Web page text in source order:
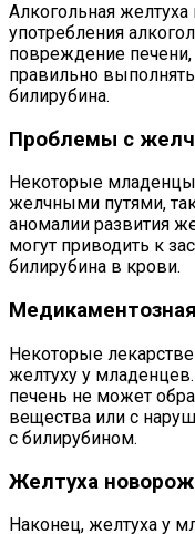
Алкогольная желтуха
употребления
повреждение печени,
правильно
билирубина.
Проблемы с
Некоторые
желчными путями,
аномалии развития
могут приводить к
билирубина в крови.
Некоторые
желтуху у
печень не может
вещества или с
с билирубином.
Желтуха
Наконец, желтуха у